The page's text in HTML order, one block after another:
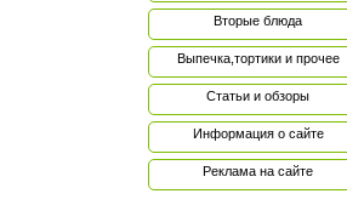
Вторые блюда
Выпечка,тортики и прочее
Статьи и обзоры
Информация о сайте
Реклама на сайте